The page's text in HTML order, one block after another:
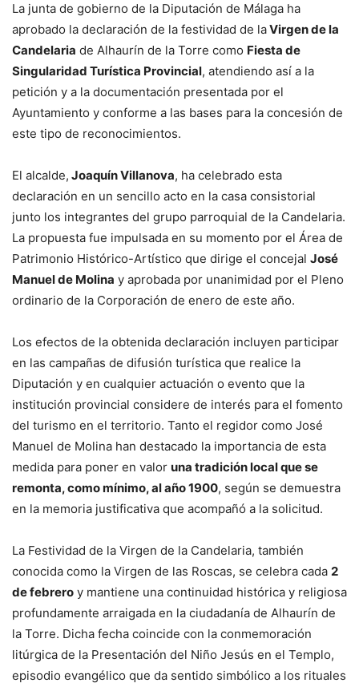
La junta de gobierno de la Diputación de Málaga ha
aprobado la declaración de la festividad de laVirgen de la
Candelaria de Alhaurín de la Torre como Fiesta de
Singularidad Turística Provincial, atendiendo así a la
petición y a la documentación presentada por el
Ayuntamiento y conforme a las bases para la concesión de
este tipo de reconocimientos.
El alcalde, Joaquín Villanova, ha celebrado esta
declaración en un sencillo acto en la casa consistorial
junto los integrantes del grupo parroquial de la Candelaria.
La propuesta fue impulsada en su momento por el Área de
Patrimonio Histórico-Artístico que dirige el concejal José
Manuel de Molina y aprobada por unanimidad por el Pleno
ordinario de la Corporación de enero de este año.
Los efectos de la obtenida declaración incluyen participar
en las campañas de difusión turística que realice la
Diputación y en cualquier actuación o evento que la
institución provincial considere de interés para el fomento
del turismo en el territorio. Tanto el regidor como José
Manuel de Molina han destacado la importancia de esta
medida para poner en valor una tradición local que se
remonta, como mínimo, al año 1900, según se demuestra
en la memoria justificativa que acompañó a la solicitud.
La Festividad de la Virgen de la Candelaria, también
conocida como la Virgen de las Roscas, se celebra cada 2
de febrero y mantiene una continuidad histórica y religiosa
profundamente arraigada en la ciudadanía de Alhaurín de
la Torre. Dicha fecha coincide con la conmemoración
litúrgica de la Presentación del Niño Jesús en el Templo,
episodio evangélico que da sentido simbólico a los rituales